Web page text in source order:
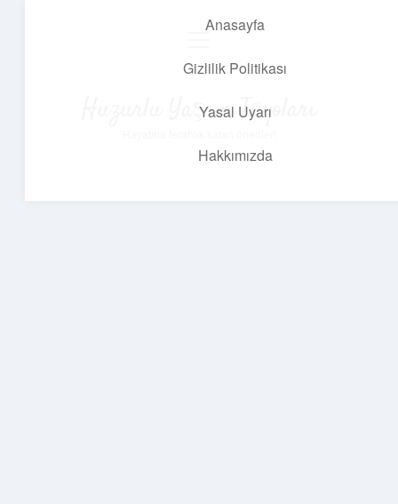
Anasayfa
Gizlilik Politikası
Yasal Uyarı
Hakkımızda
Huzurlu Yaşam Tüyoları